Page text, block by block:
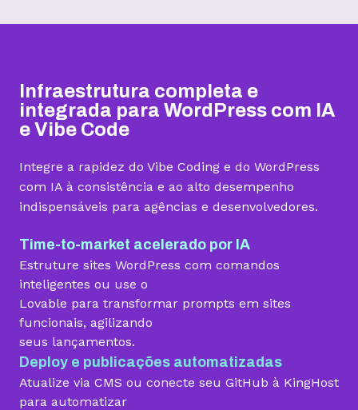
Contratar Contratar
Armazenamento
Quantidade de sites
1 site 3 sites 5 sites
Hospedagem gerenciada para WordPress
Domínio grátis
Migração grátis
Infraestrutura completa e
integrada para WordPress com IA
e Vibe Code
Integre a rapidez do Vibe Coding e do WordPress
com IA à consistência e ao alto desempenho
indispensáveis para agências e desenvolvedores.
Time-to-market acelerado por IA
Estruture sites WordPress com comandos
inteligentes ou use o
Lovable para transformar prompts em sites
funcionais, agilizando
seus lançamentos.
Deploy e publicações automatizadas
Atualize via CMS ou conecte seu GitHub à KingHost
para automatizar